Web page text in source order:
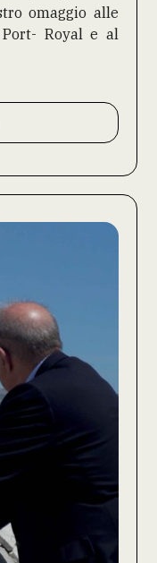
omaggio alle
Royal e al